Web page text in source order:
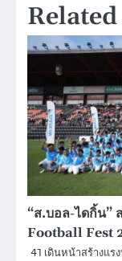
“ส.บอล-ไดกิ้น”
Football Fest
41 เดินหน้าสร้างแร